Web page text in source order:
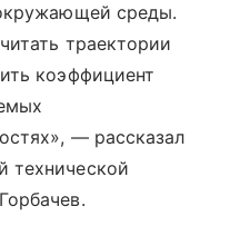
среды.
траектории
коэффициент
— рассказал
технической